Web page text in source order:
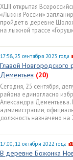
XLIII открытая
«Лыжня России»
пройдёт в деревне
на лыжной трассе
17:58, 25 сентября 2023 года
Главой Новгородского
Дементьев (20)
Сегодня, 25 сентября,
района единогласно
Александра Дементьева.
администрации,
должность назначено на
17:00, 12 октября 2022 года
В деревне Божонка